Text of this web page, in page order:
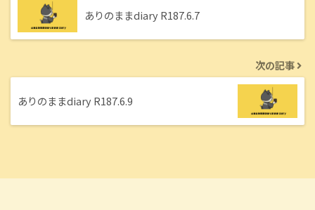
ありのままdiary R187.6.7
次の記事
ありのままdiary R187.6.9